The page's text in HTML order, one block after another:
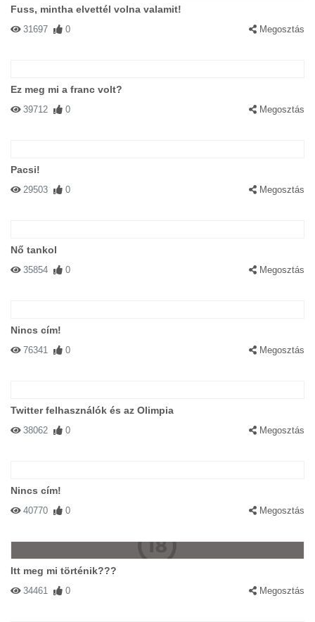
Fuss, mintha elvettél volna valamit!
31697 0 Megosztás
Ez meg mi a franc volt?
39712 0 Megosztás
Pacsi!
29503 0 Megosztás
Nő tankol
35854 0 Megosztás
Nincs cím!
76341 0 Megosztás
Twitter felhasználók és az Olimpia
38062 0 Megosztás
Nincs cím!
40770 0 Megosztás
Itt meg mi történik???
34461 0 Megosztás